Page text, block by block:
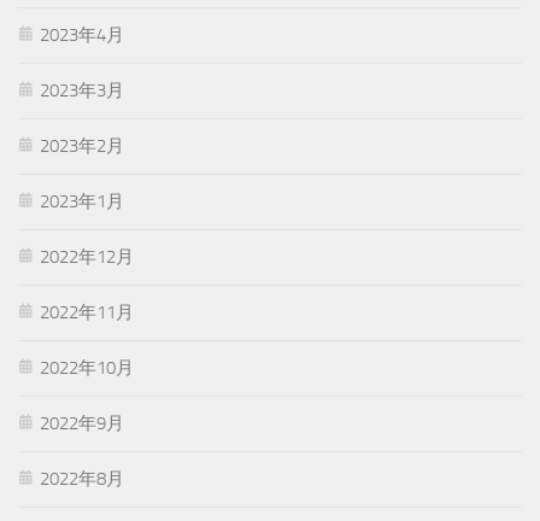
2023年4月
2023年3月
2023年2月
2023年1月
2022年12月
2022年11月
2022年10月
2022年9月
2022年8月